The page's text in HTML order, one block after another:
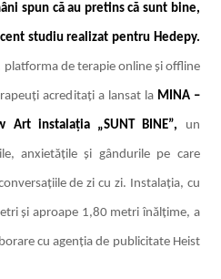
spun că au pretins că sunt bine,
studiu realizat pentru Hedepy.
platforma de terapie online și offline
acreditați a lansat laMINA –
Art instalația „SUNT BINE”, un
anxietățile și gândurile pe care
de zi cu zi. Instalația, cu
și aproape 1,80 metri înălțime, a
cu agenția de publicitate Heist